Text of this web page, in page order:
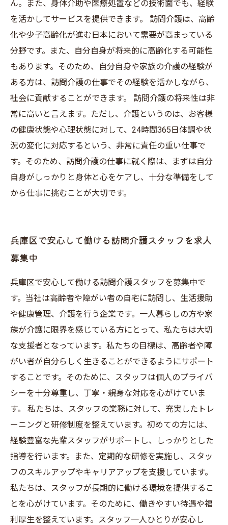
ん。また、身体介助や医療処置などの技術面でも、経験
を活かしてサービスを提供できます。 訪問介護は、高齢
化や少子高齢化が進む日本において需要が高まっている
分野です。また、自分自身が将来的に高齢化する可能性
もあります。そのため、自分自身や家族の介護の経験が
ある方は、訪問介護の仕事でその経験を活かしながら、
社会に貢献することができます。 訪問介護の将来性は非
常に高いと言えます。ただし、介護というのは、お客様
の健康状態や心理状態に対して、24時間365日体調や状
況の変化に対応するという、非常に責任の重い仕事で
す。そのため、訪問介護の仕事に就く際は、まずは自分
自身がしっかりと身体と心をケアし、十分な準備をして
から仕事に挑むことが大切です。
兵庫区で安心して働ける訪問介護スタッフを求人
募集中
兵庫区で安心して働ける訪問介護スタッフを募集中で
す。当社は高齢者や障がい者の自宅に訪問し、生活援助
や健康管理、介護を行う企業です。一人暮らしの方や家
族が介護に限界を感じている方にとって、私たちは大切
な支援者となっています。私たちの目標は、高齢者や障
がい者が自分らしく生きることができるようにサポート
することです。そのために、スタッフは個人のプライバ
シーを十分尊重し、丁寧・親身な対応を心がけていま
す。 私たちは、スタッフの業務に対して、充実したトレ
ーニングと研修制度を整えています。初めての方には、
経験豊富な先輩スタッフがサポートし、しっかりとした
指導を行います。また、定期的な研修を実施し、スタッ
フのスキルアップやキャリアアップを支援しています。
私たちは、スタッフが長期的に働ける環境を提供するこ
とを心がけています。そのために、働きやすい待遇や福
利厚生を整えています。スタッフ一人ひとりが安心し